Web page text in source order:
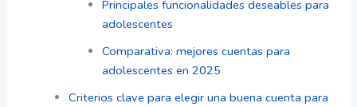
Principales funcionalidades deseables para
adolescentes
Comparativa: mejores cuentas para
adolescentes en 2025
Criterios clave para elegir una buena cuenta para